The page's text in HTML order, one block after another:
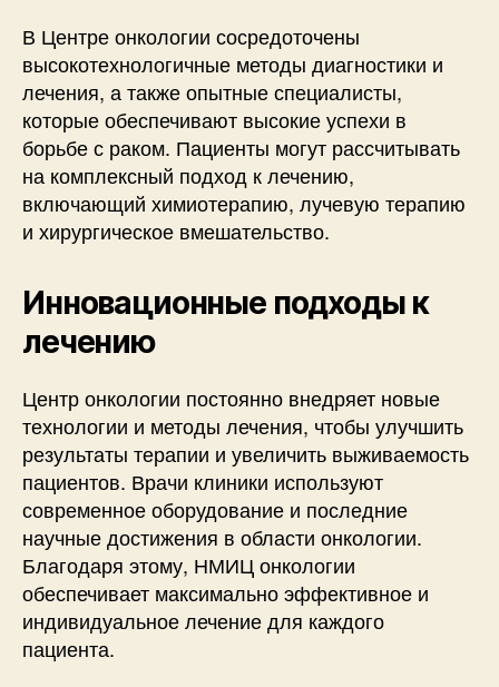
В Центре онкологии сосредоточены
высокотехнологичные методы диагностики и
лечения, а также опытные специалисты,
которые обеспечивают высокие успехи в
борьбе с раком. Пациенты могут рассчитывать
на комплексный подход к лечению,
включающий химиотерапию, лучевую терапию
и хирургическое вмешательство.
Инновационные подходы к
лечению
Центр онкологии постоянно внедряет новые
технологии и методы лечения, чтобы улучшить
результаты терапии и увеличить выживаемость
пациентов. Врачи клиники используют
современное оборудование и последние
научные достижения в области онкологии.
Благодаря этому, НМИЦ онкологии
обеспечивает максимально эффективное и
индивидуальное лечение для каждого
пациента.